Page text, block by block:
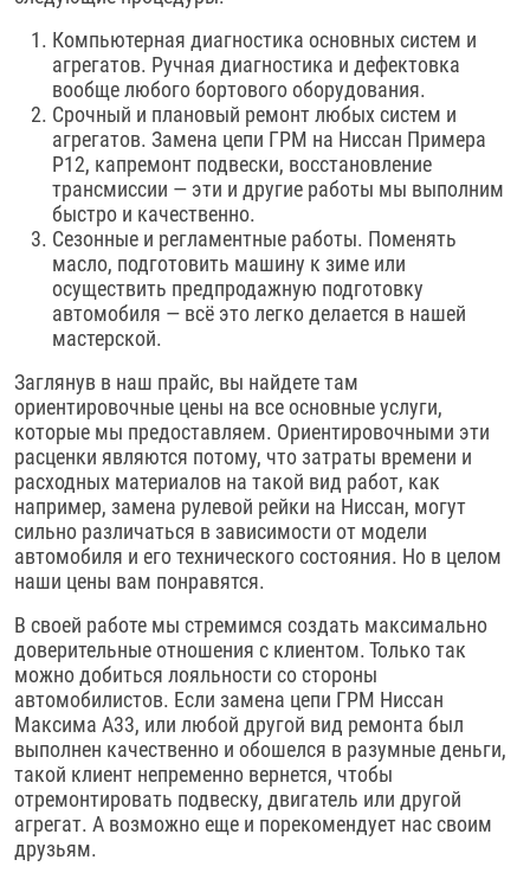
Компьютерная диагностика основных систем и
агрегатов. Ручная диагностика и дефектовка
вообще любого бортового оборудования.
Срочный и плановый ремонт любых систем и
агрегатов. Замена цепи ГРМ на Ниссан Примера
Р12, капремонт подвески, восстановление
трансмиссии — эти и другие работы мы выполним
быстро и качественно.
Сезонные и регламентные работы. Поменять
масло, подготовить машину к зиме или
осуществить предпродажную подготовку
автомобиля — всё это легко делается в нашей
мастерской.
Заглянув в наш прайс, вы найдете там
ориентировочные цены на все основные услуги,
которые мы предоставляем. Ориентировочными эти
расценки являются потому, что затраты времени и
расходных материалов на такой вид работ, как
например, замена рулевой рейки на Ниссан, могут
сильно различаться в зависимости от модели
автомобиля и его технического состояния. Но в целом
наши цены вам понравятся.
В своей работе мы стремимся создать максимально
доверительные отношения с клиентом. Только так
можно добиться лояльности со стороны
автомобилистов. Если замена цепи ГРМ Ниссан
Максима А33, или любой другой вид ремонта был
выполнен качественно и обошелся в разумные деньги,
такой клиент непременно вернется, чтобы
отремонтировать подвеску, двигатель или другой
агрегат. А возможно еще и порекомендует нас своим
друзьям.